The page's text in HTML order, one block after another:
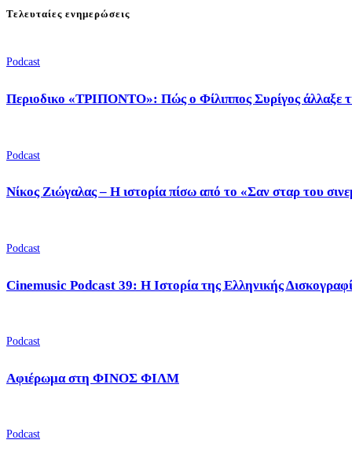
Τελευταίες ενημερώσεις
Podcast
Περιοδικο «ΤΡΙΠΟΝΤΟ»: Πώς ο Φίλιππος Συρίγος άλλαξε
Podcast
Νίκος Ζιώγαλας – Η ιστορία πίσω από το «Σαν σταρ του
Podcast
Cinemusic Podcast 39: Η Ιστορία της Ελληνικής
Podcast
Αφιέρωμα στη ΦΙΝΟΣ ΦΙΛΜ
Podcast